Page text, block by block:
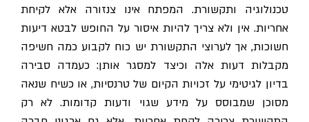
טכנולוגיה ותקשורת. המפתח אינו צנזורה אלא לקיחת
אחריות. אין ולא צריך להיות איסור על החופש לבטא דיעות
חשוכות, אך לערוצי התקשורת יש כוח לקבוע כמה חשיפה
מקבלות דעות אלה וכיצד למסגר אותן: כעמדה סבירה
בדיון לגיטימי על זכויות הקיום של טרנסיות, או כשיח שנאה
מסוכן שמבוסס על מידע שגוי ודעות קדומות. לא רק